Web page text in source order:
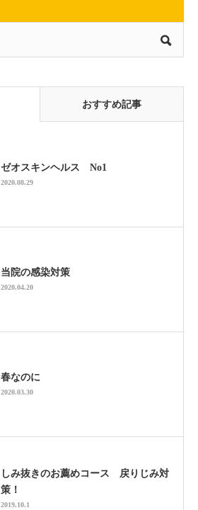
おすすめ記事
ゼオスキンヘルス No1
2020.08.29
当院の感染対策
2020.04.20
春なのに
2020.03.30
しみ抜きのお薦めコース 戻りじみ対
策！
2019.10.1